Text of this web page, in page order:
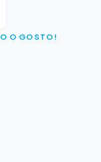
O GOSTO!